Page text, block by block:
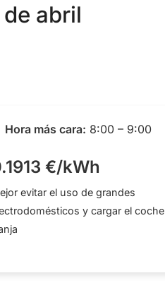
abril
Hora más cara: 8:00 – 9:00
€/kWh
evitar el uso de grandes
y cargar el